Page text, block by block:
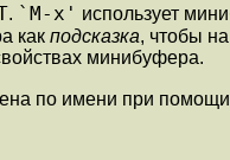
. `M-x' использует
как подсказка, чтобы
минибуфера.
по имени при помощи